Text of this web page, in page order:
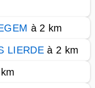
à 2 km
LIERDEà 2 km